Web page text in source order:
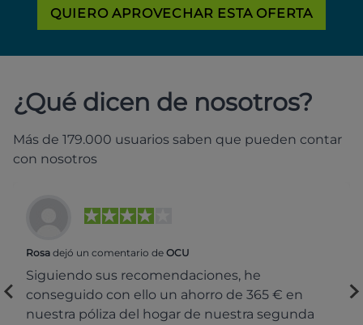
QUIERO APROVECHAR ESTA OFERTA
¿Qué dicen de nosotros?
Más de 179.000 usuarios saben que pueden contar
con nosotros
Rosa dejó un comentario de OCU
Siguiendo sus recomendaciones, he
conseguido con ello un ahorro de 365 € en
nuestra póliza del hogar de nuestra segunda